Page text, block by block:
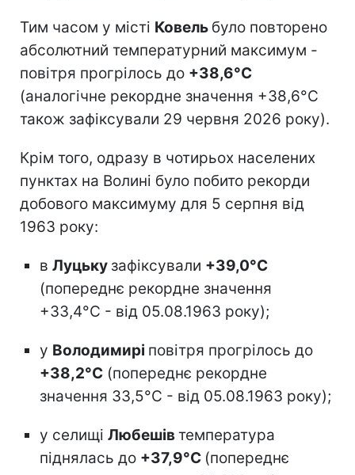
Тим часом у місті Ковель було повторено
абсолютний температурний максимум -
повітря прогрілось до +38,6°С
(аналогічне рекордне значення +38,6°С
також зафіксували 29 червня 2026 року).
Крім того, одразу в чотирьох населених
пунктах на Волині було побито рекорди
добового максимуму для 5 серпня від
1963 року:
в Луцьку зафіксували +39,0°С
(попереднє рекордне значення
+33,4°С - від 05.08.1963 року);
у Володимирі повітря прогрілось до
+38,2°С (попереднє рекордне
значення 33,5°С - від 05.08.1963 року);
у селищі Любешівтемпература
піднялась до +37,9°С (попереднє